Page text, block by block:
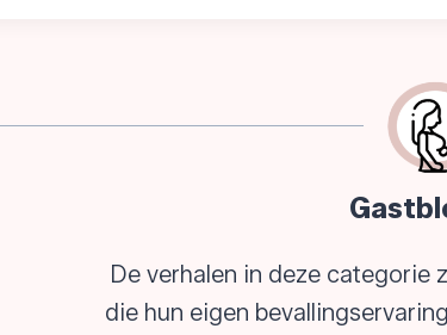
De verhalen in deze categorie
die hun eigen